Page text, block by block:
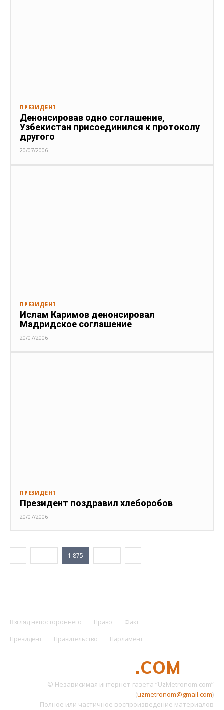
ПРЕЗИДЕНТ
Денонсировав одно соглашение,
Узбекистан присоединился к протоколу
другого
20/07/2006
ПРЕЗИДЕНТ
Ислам Каримов денонсировал
Мадридское соглашение
20/07/2006
ПРЕЗИДЕНТ
Президент поздравил хлеборобов
20/07/2006
1 875
Взгляд непостороннего Право
Факт
Президент
Правительство Парламент
.COM
© Независимая интернет-газета “UzMetronom.com”
(uzmetronom@gmail.com)
Полное или частичное воспроизведение материалов